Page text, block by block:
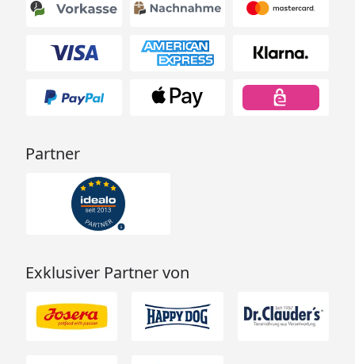
Komfort – für einen entspannten und sicheren
Transport Ihres Hundes bei jeder Fahrt.
Partner
Exklusiver Partner von